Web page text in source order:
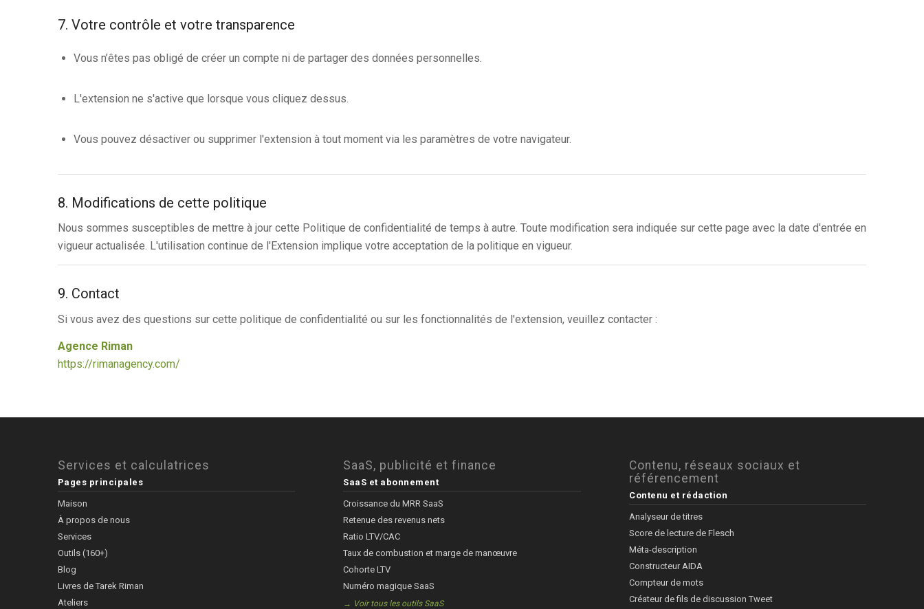
7. Votre contrôle et votre transparence
Vous n’êtes pas obligé de créer un compte ni de partager des données personnelles.
L'extension ne s'active que lorsque vous cliquez dessus.
Vous pouvez désactiver ou supprimer l'extension à tout moment via les paramètres de votre navigateur.
8. Modifications de cette politique
Nous sommes susceptibles de mettre à jour cette Politique de confidentialité de temps à autre. Toute modification sera indiquée sur cette page avec la date d'entrée en
vigueur actualisée. L'utilisation continue de l'Extension implique votre acceptation de la politique en vigueur.
9. Contact
Si vous avez des questions sur cette politique de confidentialité ou sur les fonctionnalités de l'extension, veuillez contacter :
Agence Riman
https://rimanagency.com/
Services et calculatrices
Pages principales
Maison
À propos de nous
Services
Outils (160+)
Blog
Livres de Tarek Riman
Ateliers
SaaS, publicité et finance
SaaS et abonnement
Croissance du MRR SaaS
Retenue des revenus nets
Ratio LTV/CAC
Taux de combustion et marge de manœuvre
Cohorte LTV
Numéro magique SaaS
→ Voir tous les outils SaaS
Contenu, réseaux sociaux et
référencement
Contenu et rédaction
Analyseur de titres
Score de lecture de Flesch
Méta-description
Constructeur AIDA
Compteur de mots
Créateur de fils de discussion Tweet